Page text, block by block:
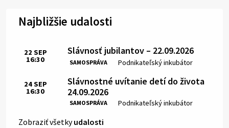
Najbližšie udalosti
Slávnosť jubilantov – 22.09.2026
SAMOSPRÁVA Miesto:
Podnikateľský inkubátor
Čas:
22 SEP
16:30
Slávnostné uvítanie detí do života
24.09.2026
SAMOSPRÁVA Miesto:
Podnikateľský inkubátor
Čas:
24SEP
16:30
Zobraziť všetkyudalosti